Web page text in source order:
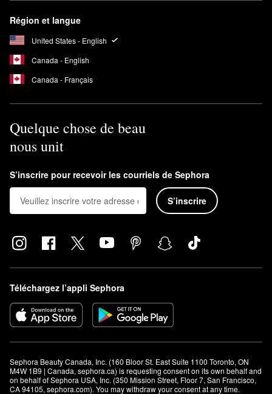
Région et langue
United States - English
Canada - English
Canada - Français
Quelque chose de beau
nous unit
S’inscrire pour recevoir les courriels de Sephora
S’inscrire
Téléchargez l’appli Sephora
Sephora Beauty Canada, Inc. (160 Bloor St. East Suite 1100 Toronto, ON
M4W 1B9 | Canada, sephora.ca) is requesting consent on its own behalf and
on behalf of Sephora USA, Inc. (350 Mission Street, Floor 7, San Francisco,
CA 94105, sephora.com). You may withdraw your consent at any time.